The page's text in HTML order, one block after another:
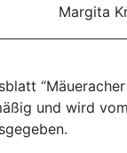
Margita
und wird